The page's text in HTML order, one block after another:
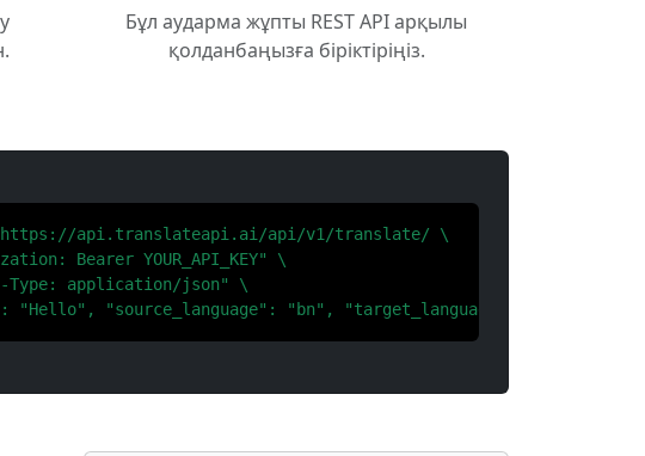
Бұл аударма жұпты REST API арқылы
қолданбаңызға біріктіріңіз.
https://api.translateapi.ai/api/v1/translate/ \
Bearer YOUR_API_KEY" \
Type: application/json" \
"Hello", "source_language": "bn", "target_language": "sv"}'